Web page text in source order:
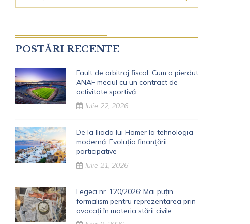
POSTĂRI RECENTE
Fault de arbitraj fiscal. Cum a pierdut
ANAF meciul cu un contract de
activitate sportivă
Iulie 22, 2026
De la Iliada lui Homer la tehnologia
modernă: Evoluția finanțării
participative
Iulie 21, 2026
Legea nr. 120/2026: Mai puțin
formalism pentru reprezentarea prin
avocați în materia stării civile